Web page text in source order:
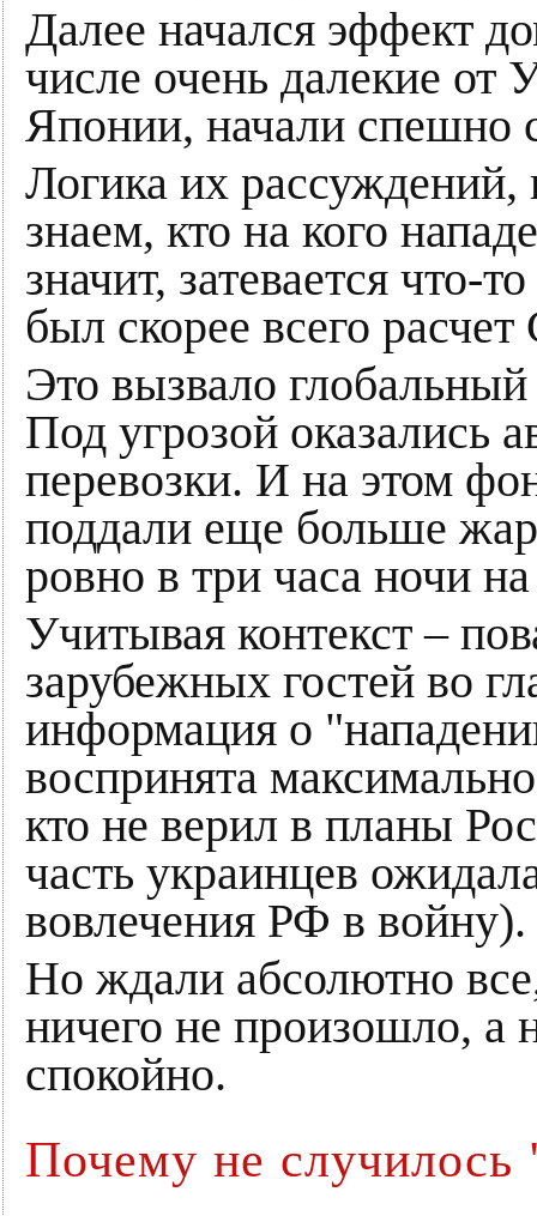
Далее начался эффект
числе очень далекие от
Японии, начали спешно
Логика их
знаем, кто на кого
значит, затевается что-
был скорее всего
Это вызвало
Под угрозой оказались
перевозки. И на этом
поддали еще больше
ровно в три часа ночи
Учитывая контекст –
зарубежных гостей во
информация о
воспринята
кто не верил в планы
часть украинцев
вовлечения РФ в войну).
Но ждали абсолютно
ничего не произошло, а
спокойно.
Почему не случилось